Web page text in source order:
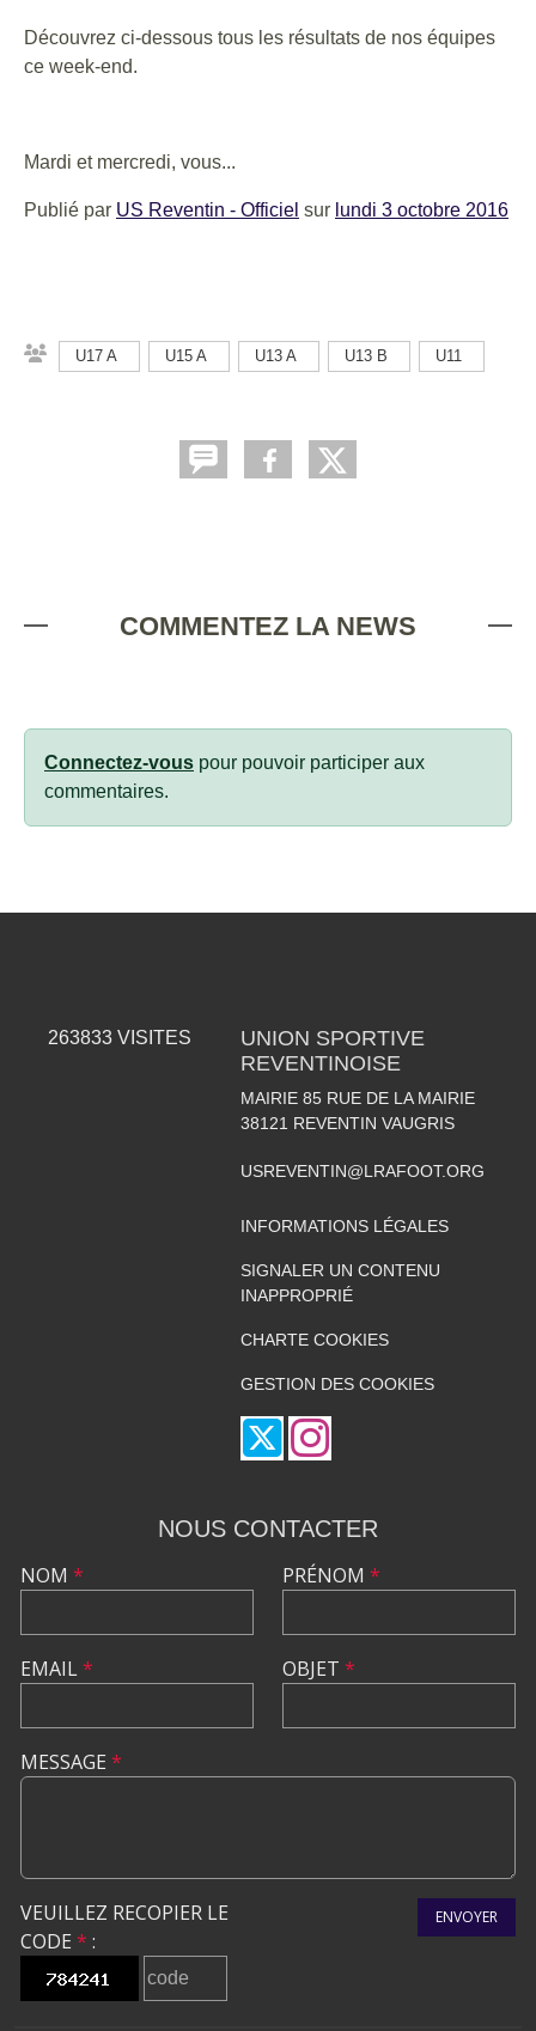
Découvrez ci-dessous tous les résultats de nos équipes
ce week-end.
Mardi et mercredi, vous...
Publié par US Reventin - Officiel sur lundi 3 octobre 2016
U17 A U15 A U13 A U13 B U11
COMMENTEZ LA NEWS
Connectez-vous pour pouvoir participer aux
commentaires.
263833 VISITES
UNION SPORTIVE
REVENTINOISE
MAIRIE 85 RUE DE LA MAIRIE
38121 REVENTIN VAUGRIS
USREVENTIN@LRAFOOT.ORG
INFORMATIONS LÉGALES
SIGNALER UN CONTENU
INAPPROPRIÉ
CHARTE COOKIES
GESTION DES COOKIES
NOUS CONTACTER
NOM *
EMAIL*
PRÉNOM *
OBJET *
MESSAGE *
VEUILLEZ RECOPIER LE
CODE * :
ENVOYER